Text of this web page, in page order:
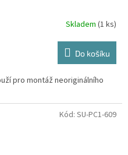
Skladem (1 ks)
Do košíku
pro montáž neoriginálního
Kód: SU-PC1-609